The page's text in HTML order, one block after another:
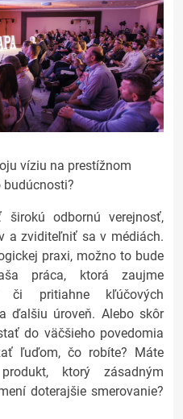
víziu na prestížnom
budúcnosti?
širokú odbornú verejnosť,
a zviditeľniť sa v médiách.
praxi, možno to bude
práca, ktorá zaujme
či pritiahne kľúčových
ďalšiu úroveň. Alebo skôr
do väčšieho povedomia
ľuďom, čo robíte? Máte
ktorý zásadným
doterajšie smerovanie?